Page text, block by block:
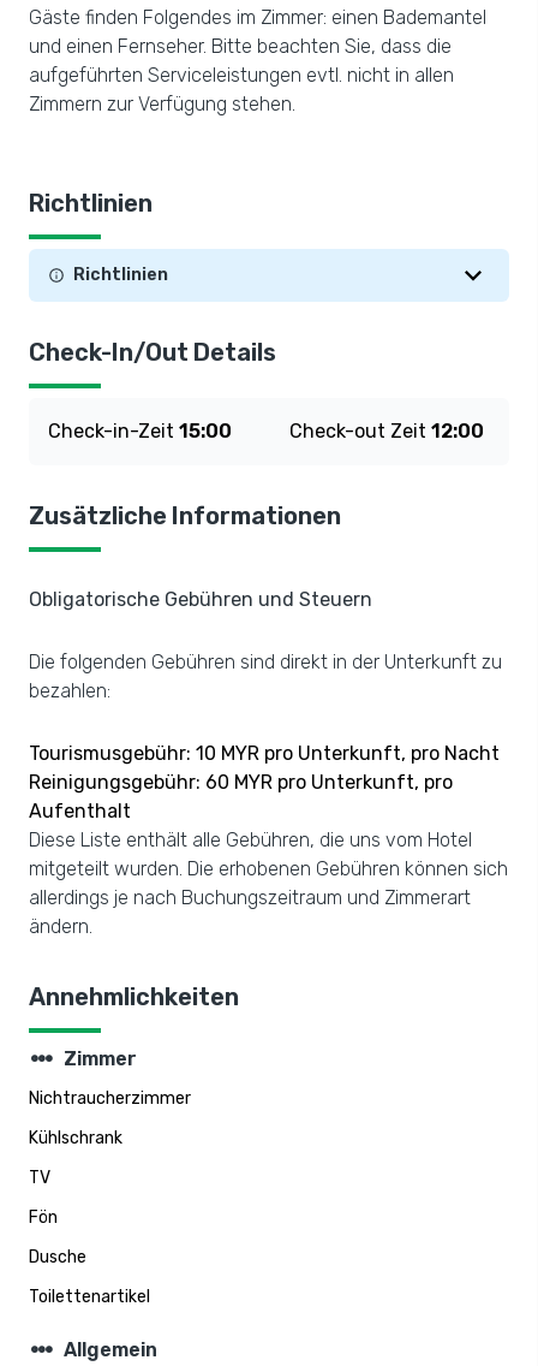
Gäste finden Folgendes im Zimmer: einen Bademantel
und einen Fernseher. Bitte beachten Sie, dass die
aufgeführten Serviceleistungen evtl. nicht in allen
Zimmern zur Verfügung stehen.
Richtlinien
Richtlinien
Check-In/Out Details
Check-in-Zeit 15:00 Check-out Zeit 12:00
Zusätzliche Informationen
Obligatorische Gebühren und Steuern
Die folgenden Gebühren sind direkt in der Unterkunft zu
bezahlen:
Tourismusgebühr: 10 MYR pro Unterkunft, pro Nacht
Reinigungsgebühr: 60 MYR pro Unterkunft, pro
Aufenthalt
Diese Liste enthält alle Gebühren, die uns vom Hotel
mitgeteilt wurden. Die erhobenen Gebühren können sich
allerdings je nach Buchungszeitraum und Zimmerart
ändern.
Annehmlichkeiten
steppers Zimmer
Nichtraucherzimmer
Kühlschrank
TV
Fön
Dusche
Toilettenartikel
steppers Allgemein